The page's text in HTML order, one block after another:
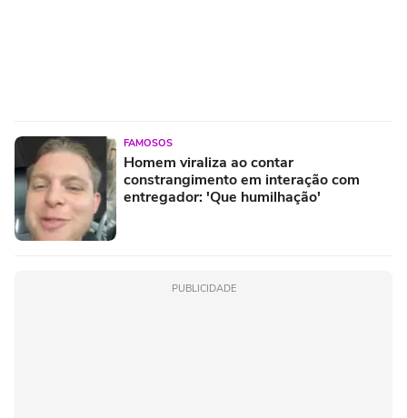
FAMOSOS
Homem viraliza ao contar
constrangimento em interação com
entregador: 'Que humilhação'
PUBLICIDADE